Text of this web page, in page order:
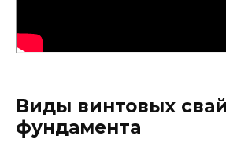
Виды винтовых
фундамента